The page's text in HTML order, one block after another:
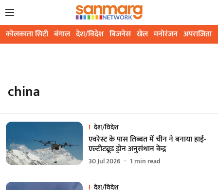
कोलकाता सिटी बंगाल देश/विदेश बिजनेस खेल मनोरंजन अपराजिता
china
देश/विदेश
एवरेस्ट के पास तिब्बत में चीन ने बनाया हाई-
एल्टीट्यूड ड्रोन अनुसंधान केंद्र
30 Jul 2026 1 min read
देश/विदेश